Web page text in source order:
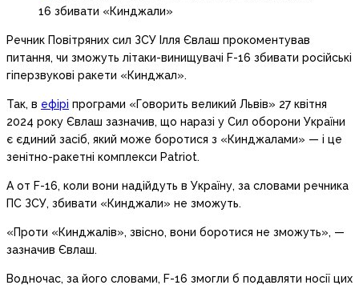
Речник Повітряних сил ЗСУ Ілля Євлаш прокоментував
питання, чи зможуть літаки-винищувачі F-16 збивати російські
гіперзвукові ракети «Кинджал».
Так, в ефірі програми «Говорить великий Львів» 27 квітня
2024 року Євлаш зазначив, що наразі у Сил оборони України
є єдиний засіб, який може боротися з «Кинджалами» — і це
зенітно-ракетні комплекси Patriot.
А от F-16, коли вони надійдуть в Україну, за словами речника
ПС ЗСУ, збивати «Кинджали» не зможуть.
«Проти «Кинджалів», звісно, вони боротися не зможуть», —
зазначив Євлаш.
Водночас, за його словами, F-16 змогли б подавляти носії цих